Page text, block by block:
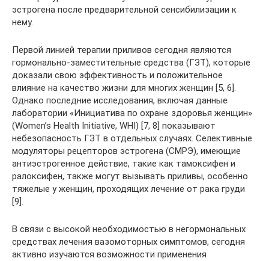
эстрогена после предварительной сенсибилизации к
нему.
Первой линией терапии приливов сегодня являются
гормонально-заместительные средства (ГЗТ), которые
доказали свою эффективность и положительное
влияние на качество жизни для многих женщин [5, 6].
Однако последние исследования, включая данные
лаборатории «Инициатива по охране здоровья женщин»
(Women’s Health Initiative, WHI) [7, 8] показывают
небезопасность ГЗТ в отдельных случаях. Селективные
модуляторы рецепторов эстрогена (СМРЭ), имеющие
антиэстрогенное действие, такие как тамоксифен и
ралоксифен, также могут вызывать приливы, особенно
тяжелые у женщин, проходящих лечение от рака груди
[9].
В связи с высокой необходимостью в негормональных
средствах лечения вазомоторных симптомов, сегодня
активно изучаются возможности применения